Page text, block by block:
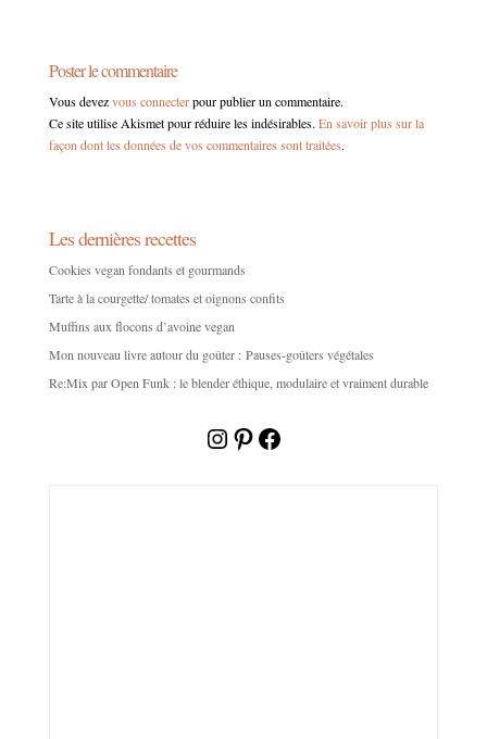
Poster le commentaire
Vous devezvous connecterpour publier un commentaire.
Ce site utilise Akismet pour réduire les indésirables. En savoir plus sur la
façon dont les données de vos commentaires sont traitées.
Les dernières recettes
Cookies vegan fondants et gourmands
Tarte à la courgette/ tomates et oignons confits
Muffins aux flocons d’avoine vegan
Mon nouveau livre autour du goûter : Pauses-goûters végétales
Re:Mix par Open Funk : le blender éthique, modulaire et vraiment durable
Instagram
Pinterest
Facebook